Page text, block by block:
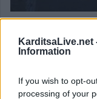
KarditsaLive.net
Information
If you wish to opt-
processing of your
Οικοδόμοι
μπλόκου Ε65